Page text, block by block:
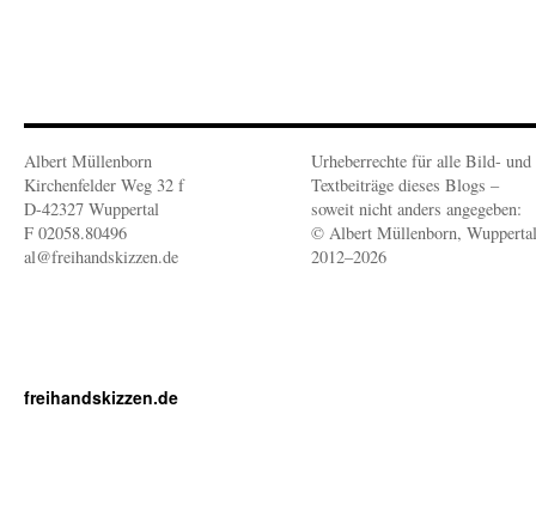
Albert Müllenborn
Kirchenfelder Weg 32 f
D-42327 Wuppertal
F 02058.80496
al@freihandskizzen.de
Urheberrechte für alle Bild- und
Textbeiträge dieses Blogs –
soweit nicht anders angegeben:
© Albert Müllenborn, Wuppertal
2012–2026
freihandskizzen.de